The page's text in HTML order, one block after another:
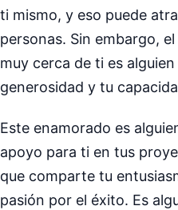
ti mismo, y eso puede
personas. Sin embargo,
muy cerca de ti es
generosidad y tu
Este enamorado es
apoyo para ti en tus
que comparte tu
pasión por el éxito. Es